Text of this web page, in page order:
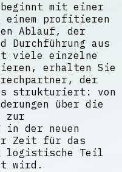
beginnt mit einer
einem profitieren
Ablauf, der
Durchführung aus
viele einzelne
erhalten Sie
der
strukturiert: von
über die
zur
in der neuen
Zeit für das
logistische Teil
wird.